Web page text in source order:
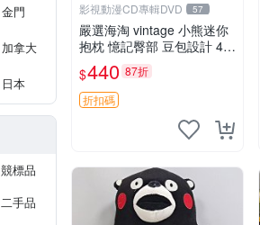
金門
加拿大
日本
競標品
二手品
影視動漫CD專輯DVD 57
嚴選海淘 vintage 小熊迷你
抱枕 憶記臀部 豆包設計 4c
m 高 推薦收藏 迷你豆包小
熊、高臀部、豆袋抱枕
$440 87折
折扣碼